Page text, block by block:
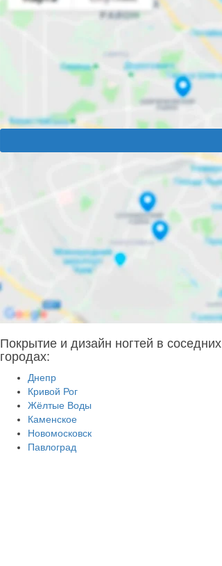
Покрытие и дизайн ногтей в соседних
городах:
Днепр
Кривой Рог
Жёлтые Воды
Каменское
Новомосковск
Павлоград